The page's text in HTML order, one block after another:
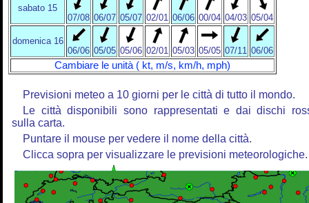
sabato 15
07/08 06/07 05/07 02/01 06/06 00/04 04/03 05/04
domenica 16
06/06 05/05 05/06 02/01 05/03 05/05 07/11 06/06
Cambiare le unità ( kt, m/s, km/h, mph)
Previsioni meteo a 10 giorni per le città di tutto il mondo.
Le città disponibili sono rappresentati e dai dischi
sulla carta.
Puntare il mouse per vedere il nome della città.
Clicca sopra per visualizzare le previsioni meteorologiche.